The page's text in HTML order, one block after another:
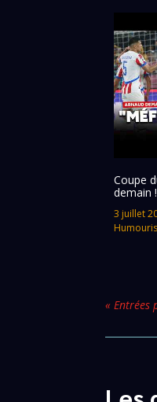
Coupe
demain
3 juillet
« Entrées